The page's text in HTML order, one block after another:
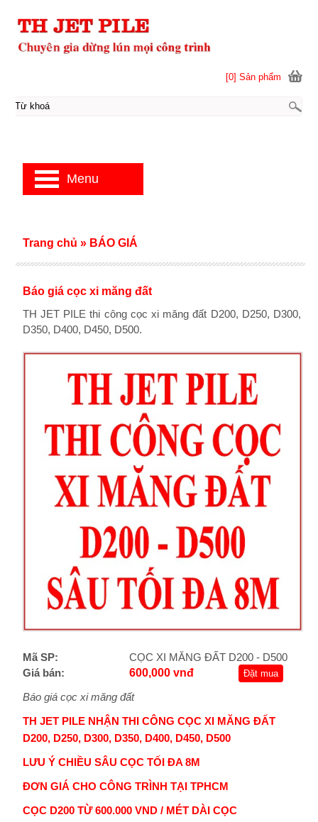
Báo giá cọc xi măng đất
TH JET PILE thi công cọc xi măng đất D200, D250, D300,
D350, D400, D450, D500.
Mã SP:
CỌC XI MĂNG ĐẤT D200 - D500
Giá bán:
600,000 vnđ Đặt mua
Báo giá cọc xi măng đất
TH JET PILE NHẬN THI CÔNG CỌC XI MĂNG ĐẤT
D200, D250, D300, D350, D400, D450, D500
LƯU Ý CHIỀU SÂU CỌC TỐI ĐA 8M
ĐƠN GIÁ CHO CÔNG TRÌNH TẠI TPHCM
CỌC D200 TỪ 600.000 VND / MÉT DÀI CỌC
Trang chủ » BÁO GIÁ
[0] Sản phẩm
Menu